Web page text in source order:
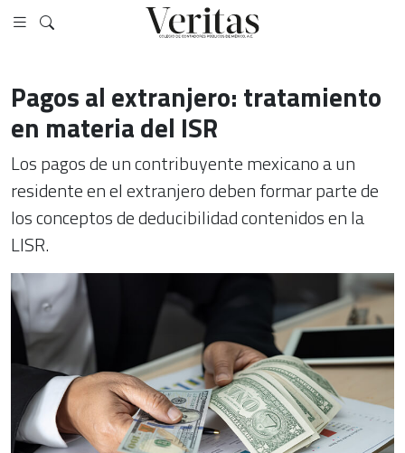
Pagos al extranjero: tratamiento
en materia del ISR
Los pagos de un contribuyente mexicano a un
residente en el extranjero deben formar parte de
los conceptos de deducibilidad contenidos en la
LISR.